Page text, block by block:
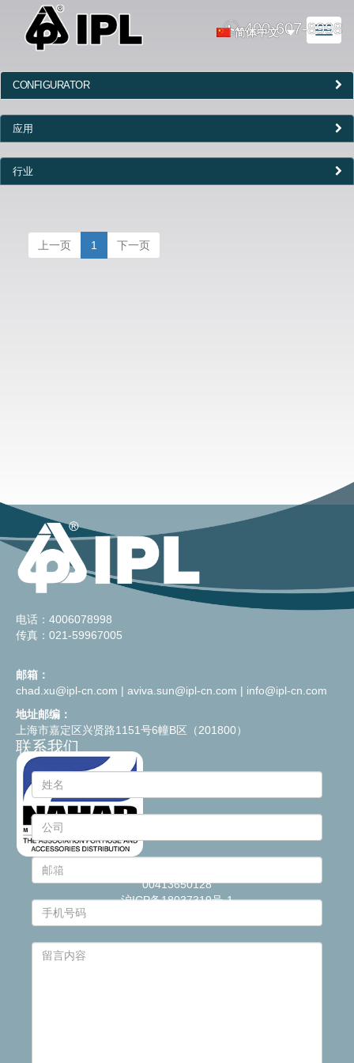
400-607-8998
简体中文
CONFIGURATOR
应用
行业
上一页 1 下一页
电话：4006078998
传真：021-59967005
邮箱：
chad.xu@ipl-cn.com | aviva.sun@ipl-cn.com | info@ipl-cn.com
地址邮编：
上海市嘉定区兴贤路1151号6幢B区（201800）
联系我们
© 2021
00413650128
沪ICP备18037319号-1